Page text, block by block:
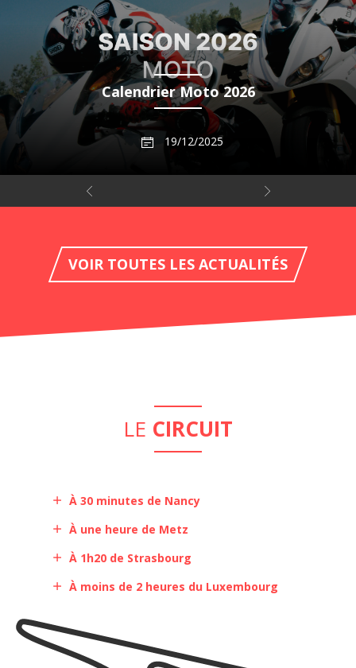
Calendrier Moto 2026
19/12/2025
VOIR TOUTES LES ACTUALITÉS
LE CIRCUIT
À 30 minutes de Nancy
À une heure de Metz
À 1h20 de Strasbourg
À moins de 2 heures du Luxembourg